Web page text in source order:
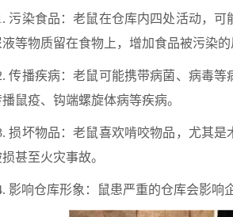
污染食品：老鼠在仓库内四处活动，可
液等物质留在食物上，增加食品被污染的
传播疾病：老鼠可能携带病菌、病毒
鼠疫、钩端螺旋体病等疾病。
损坏物品：老鼠喜欢啃咬物品，尤其
甚至火灾事故。
影响仓库形象：鼠患严重的仓库会影响